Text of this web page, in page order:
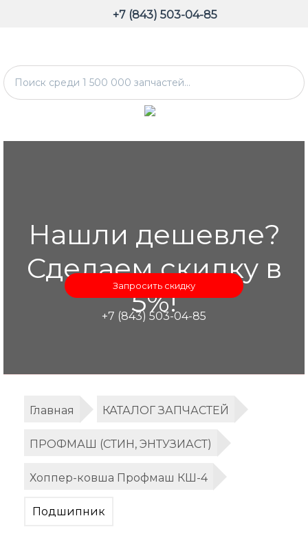
+7 (843) 503-04-85
Нашли дешевле?
Сделаем скидку в
5%!
Запросить скидку
+7 (843) 503-04-85
Главная КАТАЛОГ ЗАПЧАСТЕЙ
ПРОФМАШ (СТИН, ЭНТУЗИАСТ)
Хоппер-ковша Профмаш КШ-4
Подшипник